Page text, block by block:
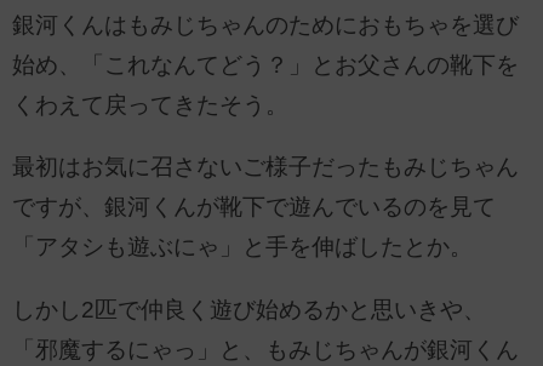
銀河くんはもみじちゃんのためにおもちゃを選び
始め、「これなんてどう？」とお父さんの靴下を
くわえて戻ってきたそう。
最初はお気に召さないご様子だったもみじちゃん
ですが、銀河くんが靴下で遊んでいるのを見て
「アタシも遊ぶにゃ」と手を伸ばしたとか。
しかし2匹で仲良く遊び始めるかと思いきや、
「邪魔するにゃっ」と、もみじちゃんが銀河くん